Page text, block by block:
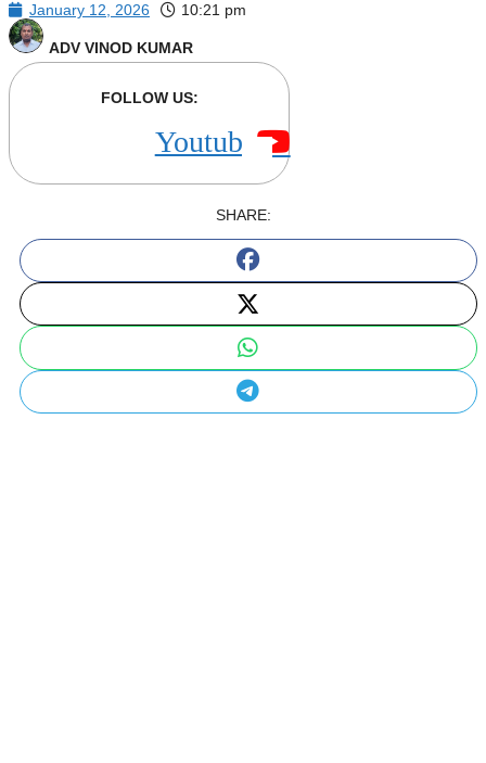
January 12, 2026 10:21 pm
ADV VINOD KUMAR
FOLLOW US:
Youtube
SHARE: